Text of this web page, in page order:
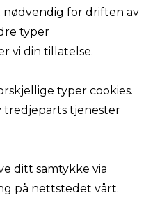
for driften av
typer
vi din tillatelse.
typer cookies.
tredjeparts tjenester
ditt samtykke via
på nettstedet vårt.